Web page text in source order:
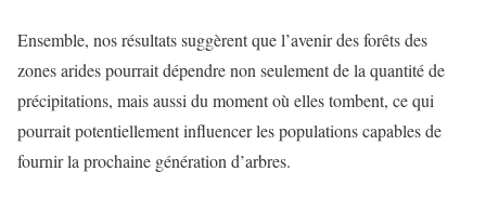
Ensemble, nos résultats suggèrent que l’avenir des forêts des
zones arides pourrait dépendre non seulement de la quantité de
précipitations, mais aussi du moment où elles tombent, ce qui
pourrait potentiellement influencer les populations capables de
fournir la prochaine génération d’arbres.